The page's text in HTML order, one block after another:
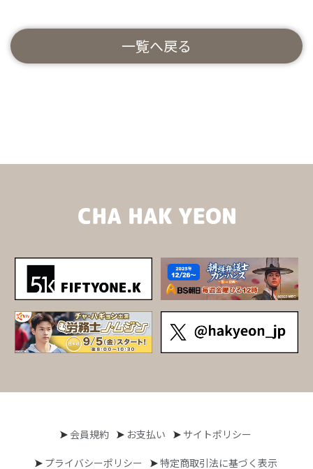
一覧へ戻る
会員規約 お支払い サイトポリシー
プライバシーポリシー 特定商取引法に基づく表示